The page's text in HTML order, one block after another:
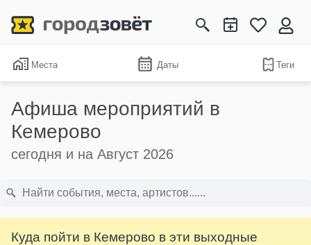
Места Даты Теги
Афиша мероприятий в
Кемерово
сегодня и на Август 2026
Куда пойти в Кемерово в эти выходные